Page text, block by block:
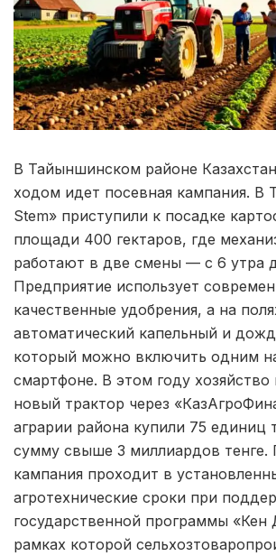
В Тайыншинском районе
ходом идет посевная кампания. В
Stem» приступили к посадке
площади 400 гектаров, где
работают в две смены — с 6 утра
Предприятие использует
качественные удобрения, а на
автоматический капельный и
который можно включить одним
смартфоне. В этом году хозяйство
новый трактор через
аграрии района купили 75 единиц
сумму свыше 3 миллиардов тенге.
кампания проходит в
агротехнические сроки при
государственной программы «Кен
рамках которой